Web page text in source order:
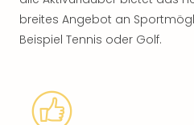
breites Angebot an
Beispiel Tennis oder Golf.